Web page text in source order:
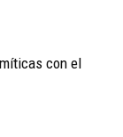
con el